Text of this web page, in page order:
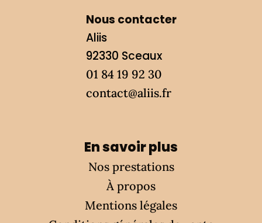
Nous contacter
Aliis
92330 Sceaux
01 84 19 92 30
contact@aliis.fr
En savoir plus
Nos prestations
À propos
Mentions légales